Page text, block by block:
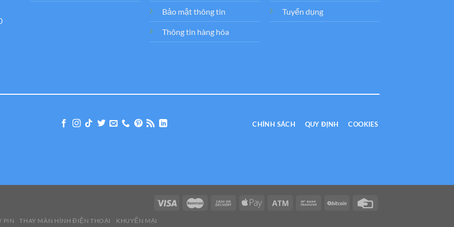
Bảo mật thông tin
Thông tin hàng hóa
Tuyển dụng
CHÍNH SÁCH QUY ĐỊNH COOKIES
PIN THAY MÀN HÌNH ĐIỆN THOẠI KHUYẾN MẠI